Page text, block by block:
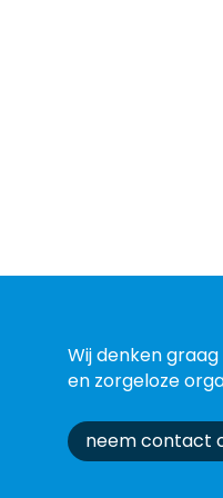
Wij denken
en zorgeloze
neem contact